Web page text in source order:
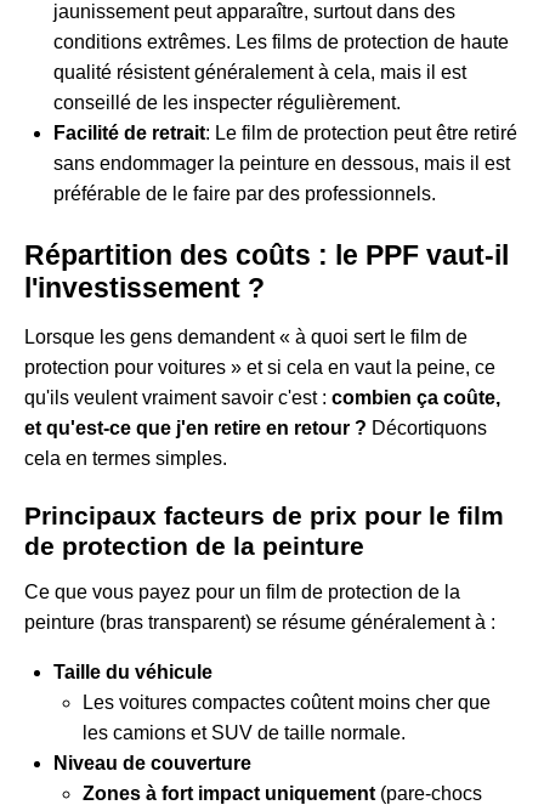
jaunissement peut apparaître, surtout dans des
conditions extrêmes. Les films de protection de haute
qualité résistent généralement à cela, mais il est
conseillé de les inspecter régulièrement.
Facilité de retrait: Le film de protection peut être retiré
sans endommager la peinture en dessous, mais il est
préférable de le faire par des professionnels.
Répartition des coûts : le PPF vaut-il
l'investissement ?
Lorsque les gens demandent « à quoi sert le film de
protection pour voitures » et si cela en vaut la peine, ce
qu'ils veulent vraiment savoir c'est : combien ça coûte,
et qu'est-ce que j'en retire en retour ? Décortiquons
cela en termes simples.
Principaux facteurs de prix pour le film
de protection de la peinture
Ce que vous payez pour un film de protection de la
peinture (bras transparent) se résume généralement à :
Taille du véhicule
Les voitures compactes coûtent moins cher que
les camions et SUV de taille normale.
Niveau de couverture
Zones à fort impact uniquement (pare-chocs